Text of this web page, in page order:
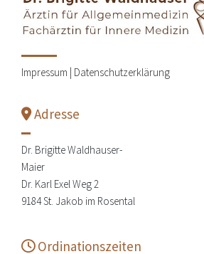
Impressum | Datenschutzerklärung
Adresse
Dr. Brigitte Waldhauser-
Maier
Dr. Karl Exel Weg 2
9184 St. Jakob im Rosental
Ordinationszeiten